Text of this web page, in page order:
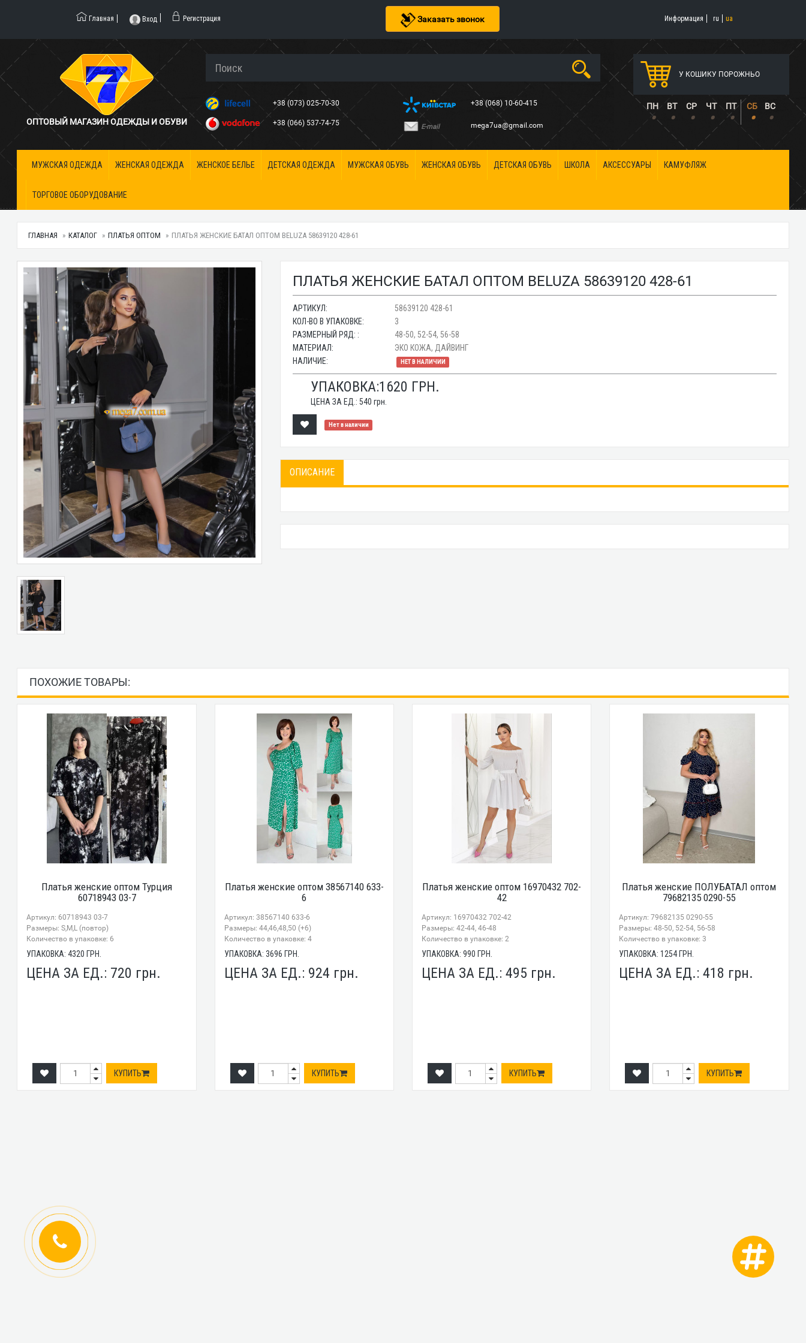
Заказать звонок
Главная Вход Регистрация Информация ru ua
ОПТОВЫЙ МАГАЗИН ОДЕЖДЫ И ОБУВИ
+38 (073) 025-70-30
+38 (066) 537-74-75
+38 (068) 10-60-415
E-mail mega7ua@gmail.com
У КОШИКУ ПОРОЖНЬО
ПН ВТ СР ЧТ ПТ СБ ВС
• • • • • • •
МУЖСКАЯ ОДЕЖДА ЖЕНСКАЯ ОДЕЖДА ЖЕНСКОЕ БЕЛЬЕ ДЕТСКАЯ ОДЕЖДА МУЖСКАЯ ОБУВЬ ЖЕНСКАЯ ОБУВЬ ДЕТСКАЯ ОБУВЬ ШКОЛА АКСЕССУАРЫ КАМУФЛЯЖ
ТОРГОВОЕ ОБОРУДОВАНИЕ
ГЛАВНАЯ КАТАЛОГ ПЛАТЬЯ ОПТОМ ПЛАТЬЯ ЖЕНСКИЕ БАТАЛ ОПТОМ BELUZA 58639120 428-61
ПЛАТЬЯ ЖЕНСКИЕ БАТАЛ ОПТОМ BELUZA 58639120 428-61
АРТИКУЛ:
58639120 428-61
КОЛ-ВО В УПАКОВКЕ:
3
РАЗМЕРНЫЙ РЯД: :
48-50, 52-54, 56-58
МАТЕРИАЛ:
ЭКО КОЖА, ДАЙВИНГ
НАЛИЧИЕ:
НЕТ В НАЛИЧИИ
УПАКОВКА:1620 ГРН.
ЦЕНА ЗА ЕД.:540 грн.
Нет в наличии
ОПИСАНИЕ
ПОХОЖИЕ ТОВАРЫ:
Платья женские оптом Турция
60718943 03-7
Артикул: 60718943 03-7
Размеры: S,M,L (повтор)
Количество в упаковке: 6
УПАКОВКА:4320 ГРН.
ЦЕНА ЗА ЕД.: 720 грн.
КУПИТЬ
Платья женские оптом 38567140 633-
6
Артикул: 38567140 633-6
Размеры: 44,46,48,50 (+6)
Количество в упаковке: 4
УПАКОВКА: 3696 ГРН.
ЦЕНА ЗА ЕД.: 924 грн.
КУПИТЬ
Платья женские оптом 16970432 702-
42
Артикул: 16970432 702-42
Размеры: 42-44, 46-48
Количество в упаковке: 2
УПАКОВКА: 990 ГРН.
ЦЕНА ЗА ЕД.: 495 грн.
КУПИТЬ
Платья женские ПОЛУБАТАЛ оптом
79682135 0290-55
Артикул: 79682135 0290-55
Размеры: 48-50, 52-54, 56-58
Количество в упаковке: 3
УПАКОВКА:1254 ГРН.
ЦЕНА ЗА ЕД.:418 грн.
КУПИТЬ